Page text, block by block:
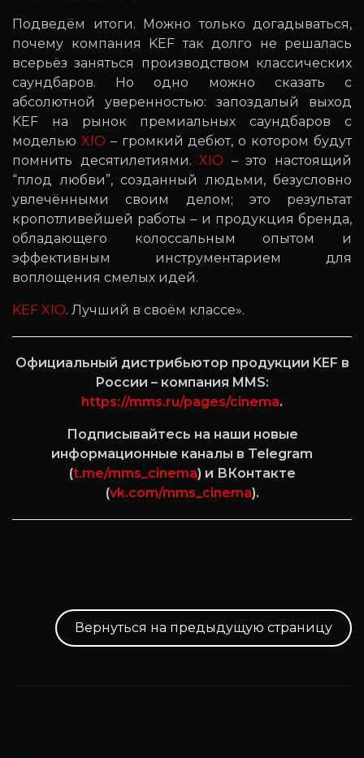
Подведём итоги. Можно только догадываться,
почему компания KEF так долго не решалась
всерьёз заняться производством классических
саундбаров. Но одно можно сказать с
абсолютной уверенностью: запоздалый выход
KEF на рынок премиальных саундбаров с
моделью XIO – громкий дебют, о котором будут
помнить десятилетиями.XIO – это настоящий
“плод любви”, созданный людьми, безусловно
увлечёнными своим делом; это результат
кропотливейшей работы – и продукция бренда,
обладающего колоссальным опытом и
эффективным инструментарием для
воплощения смелых идей.
KEF XIO. Лучший в своём классе».
Официальный дистрибьютор продукции KEF в
России – компания MMS:
https://mms.ru/pages/cinema.
Подписывайтесь на наши новые
информационные каналы в Telegram
(t.me/mms_cinema) и ВКонтакте
(vk.com/mms_cinema).
Вернуться на предыдущую страницу